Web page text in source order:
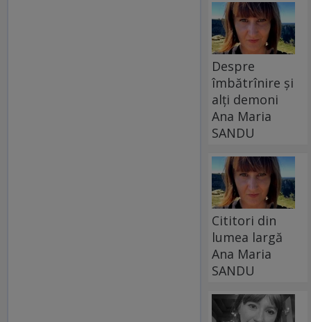
Despre
îmbătrînire și
alți demoni
Ana Maria
SANDU
Cititori din
lumea largă
Ana Maria
SANDU